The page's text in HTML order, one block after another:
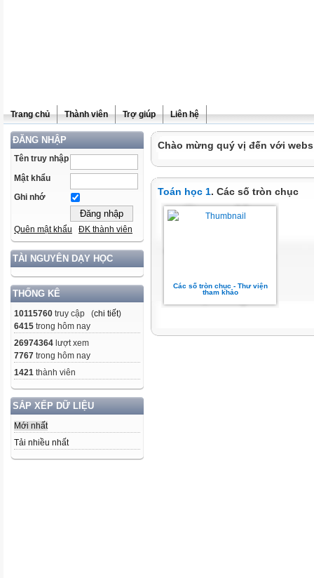
Trang chủ Thành viên Trợ giúp Liên hệ
ĐĂNG NHẬP
Tên truy nhập
Mật khẩu
Ghi nhớ
Quên mật khẩu ĐK thành viên
TÀI NGUYÊN DẠY HỌC
THỐNG KÊ
10115760 truy cập (chi tiết)
6415 trong hôm nay
26974364 lượt xem
7767 trong hôm nay
1421 thành viên
SẮP XẾP DỮ LIỆU
Mới nhất
Tải nhiều nhất
Chào mừng quý vị đến với
Toán học 1. Các số tròn chục
Các số tròn chục - Thư viện
tham khảo